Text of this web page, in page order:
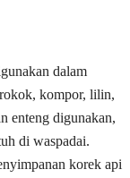
dalam
kompor, lilin,
enteng digunakan,
di waspadai.
korek api